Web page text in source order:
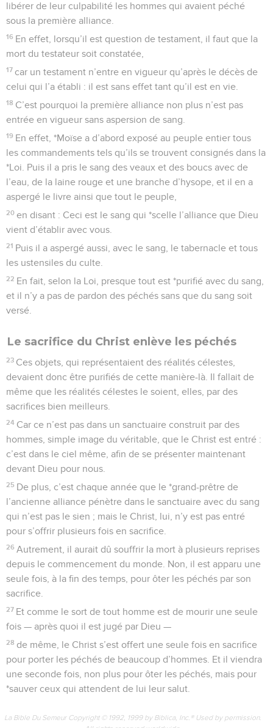
libérer de leur culpabilité les hommes qui avaient péché
sous la première alliance.
16 En effet, lorsqu’il est question de testament, il faut que la
mort du testateur soit constatée,
17 car un testament n’entre en vigueur qu’après le décès de
celui qui l’a établi : il est sans effet tant qu’il est en vie.
18 C’est pourquoi la première alliance non plus n’est pas
entrée en vigueur sans aspersion de sang.
19 En effet, *Moïse a d’abord exposé au peuple entier tous
les commandements tels qu’ils se trouvent consignés dans la
*Loi. Puis il a pris le sang des veaux et des boucs avec de
l’eau, de la laine rouge et une branche d’hysope, et il en a
aspergé le livre ainsi que tout le peuple,
20 en disant : Ceci est le sang qui *scelle l’alliance que Dieu
vient d’établir avec vous.
21 Puis il a aspergé aussi, avec le sang, le tabernacle et tous
les ustensiles du culte.
22 En fait, selon la Loi, presque tout est *purifié avec du sang,
et il n’y a pas de pardon des péchés sans que du sang soit
versé.
Le sacrifice du Christ enlève les péchés
23 Ces objets, qui représentaient des réalités célestes,
devaient donc être purifiés de cette manière-là. Il fallait de
même que les réalités célestes le soient, elles, par des
sacrifices bien meilleurs.
24 Car ce n’est pas dans un sanctuaire construit par des
hommes, simple image du véritable, que le Christ est entré :
c’est dans le ciel même, afin de se présenter maintenant
devant Dieu pour nous.
25 De plus, c’est chaque année que le *grand-prêtre de
l’ancienne alliance pénètre dans le sanctuaire avec du sang
qui n’est pas le sien ; mais le Christ, lui, n’y est pas entré
pour s’offrir plusieurs fois en sacrifice.
26 Autrement, il aurait dû souffrir la mort à plusieurs reprises
depuis le commencement du monde. Non, il est apparu une
seule fois, à la fin des temps, pour ôter les péchés par son
sacrifice.
27 Et comme le sort de tout homme est de mourir une seule
fois — après quoi il est jugé par Dieu —
28 de même, le Christ s’est offert une seule fois en sacrifice
pour porter les péchés de beaucoup d’hommes. Et il viendra
une seconde fois, non plus pour ôter les péchés, mais pour
*sauver ceux qui attendent de lui leur salut.
La Bible Du Semeur Copyright © 1992, 1999 by Biblica, Inc.® Used by permission.